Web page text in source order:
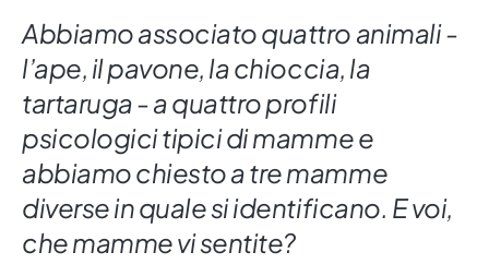
Abbiamo associato quattro animali -
l’ape, il pavone, la chioccia, la
tartaruga - a quattro profili
psicologici tipici di mamme e
abbiamo chiesto a tre mamme
diverse in quale si identificano. E voi,
che mamme vi sentite?